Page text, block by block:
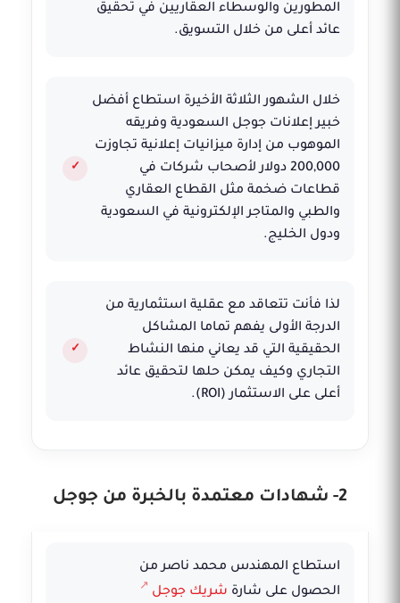
المطورين والوسطاء العقاريين في تحقيق
عائد أعلى من خلال التسويق.
خلال الشهور الثلاثة الأخيرة استطاع أفضل
خبير إعلانات جوجل السعودية وفريقه
الموهوب من إدارة ميزانيات إعلانية تجاوزت
200,000 دولار لأصحاب شركات في
قطاعات ضخمة مثل القطاع العقاري
والطبي والمتاجر الإلكترونية في السعودية
ودول الخليج.
لذا فأنت تتعاقد مع عقلية استثمارية من
الدرجة الأولى يفهم تماما المشاكل
الحقيقية التي قد يعاني منها النشاط
التجاري وكيف يمكن حلها لتحقيق عائد
أعلى على الاستثمار (ROI).
2- شهادات معتمدة بالخبرة من جوجل
استطاع المهندس محمد ناصر من
الحصول على شارة شريك جوجل